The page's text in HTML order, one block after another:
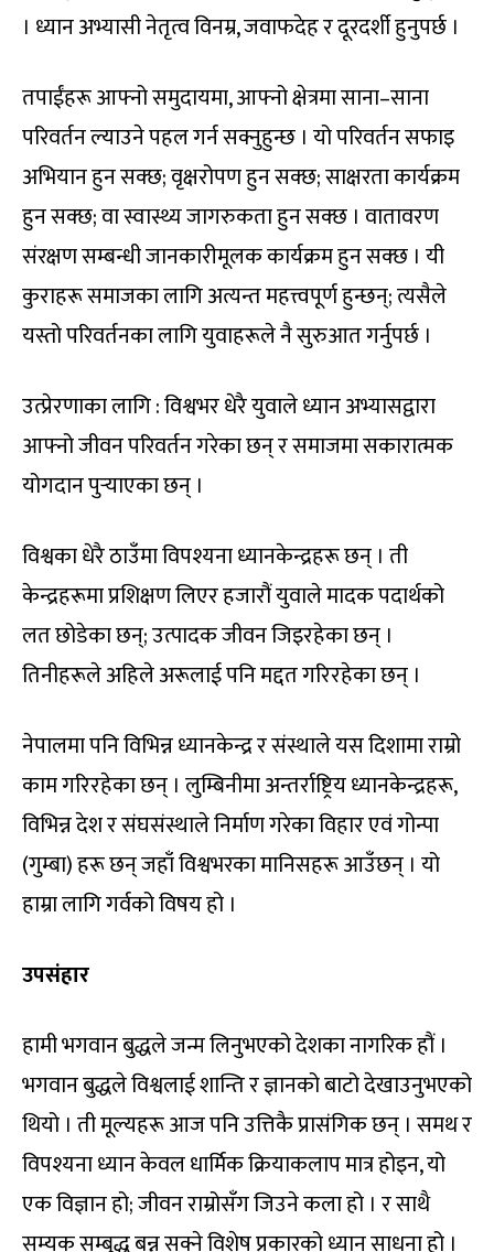
। ध्यान अभ्यासी नेतृत्व विनम्र, जवाफदेह र दूरदर्शी हुनुपर्छ ।
तपाईंहरू आफ्नो समुदायमा, आफ्नो क्षेत्रमा साना–साना
परिवर्तन ल्याउने पहल गर्न सक्नुहुन्छ । यो परिवर्तन सफाइ
अभियान हुन सक्छ; वृक्षरोपण हुन सक्छ; साक्षरता कार्यक्रम
हुन सक्छ; वा स्वास्थ्य जागरुकता हुन सक्छ । वातावरण
संरक्षण सम्बन्धी जानकारीमूलक कार्यक्रम हुन सक्छ । यी
कुराहरू समाजका लागि अत्यन्त महत्त्वपूर्ण हुन्छन्; त्यसैले
यस्तो परिवर्तनका लागि युवाहरूले नै सुरुआत गर्नुपर्छ ।
उत्प्रेरणाका लागि : विश्वभर धेरै युवाले ध्यान अभ्यासद्वारा
आफ्नो जीवन परिवर्तन गरेका छन् र समाजमा सकारात्मक
योगदान पुर्‍याएका छन् ।
विश्वका धेरै ठाउँमा विपश्यना ध्यानकेन्द्रहरू छन् । ती
केन्द्रहरूमा प्रशिक्षण लिएर हजारौं युवाले मादक पदार्थको
लत छोडेका छन्; उत्पादक जीवन जिइरहेका छन् ।
तिनीहरूले अहिले अरूलाई पनि मद्दत गरिरहेका छन् ।
नेपालमा पनि विभिन्न ध्यानकेन्द्र र संस्थाले यस दिशामा राम्रो
काम गरिरहेका छन् । लुम्बिनीमा अन्तर्राष्ट्रिय ध्यानकेन्द्रहरू,
विभिन्न देश र संघसंस्थाले निर्माण गरेका विहार एवं गोन्पा
(गुम्बा) हरू छन् जहाँ विश्वभरका मानिसहरू आउँछन् । यो
हाम्रा लागि गर्वको विषय हो ।
उपसंहार
हामी भगवान बुद्धले जन्म लिनुभएको देशका नागरिक हौं ।
भगवान बुद्धले विश्वलाई शान्ति र ज्ञानको बाटो देखाउनुभएको
थियो । ती मूल्यहरू आज पनि उत्तिकै प्रासंगिक छन् । समथ र
विपश्यना ध्यान केवल धार्मिक क्रियाकलाप मात्र होइन, यो
एक विज्ञान हो; जीवन राम्रोसँग जिउने कला हो । र साथै
सम्यक् सम्बुद्ध बन्न सक्ने विशेष प्रकारको ध्यान साधना हो ।